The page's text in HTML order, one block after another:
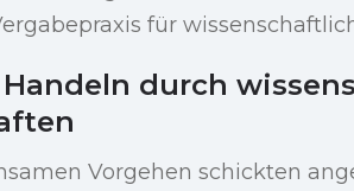
für
durch
Vorgehen schickten